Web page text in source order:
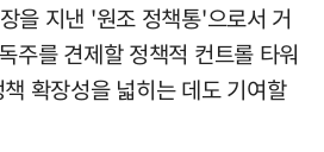
을 지낸 '원조 정책통'으로서 거
주를 견제할 정책적 컨트롤 타워
확장성을 넓히는 데도 기여할